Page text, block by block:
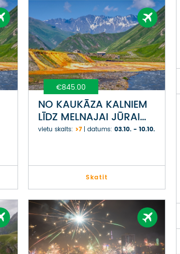
€845.00
NO KAUKĀZA KALNIEM
LĪDZ MELNAJAI JŪRAI
GRUZIJĀ
vietu skaits: >7 datums: 03.10. - 10.10.
Skatit